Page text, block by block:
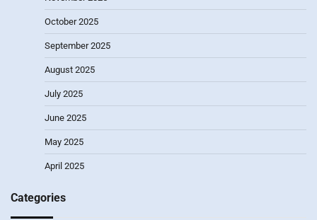
October 2025
September 2025
August 2025
July 2025
June 2025
May 2025
April 2025
Categories